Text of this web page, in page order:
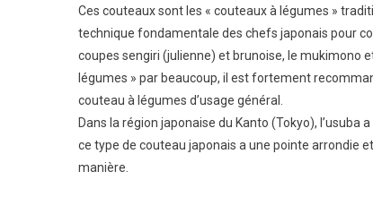
Ces couteaux sont les « couteaux à légumes »
technique fondamentale des chefs japonais pour
coupes sengiri (julienne) et brunoise, le mukimono
légumes » par beaucoup, il est fortement
couteau à légumes d’usage général.
Dans la région japonaise du Kanto (Tokyo), l’usuba
ce type de couteau japonais a une pointe arrondie
manière.